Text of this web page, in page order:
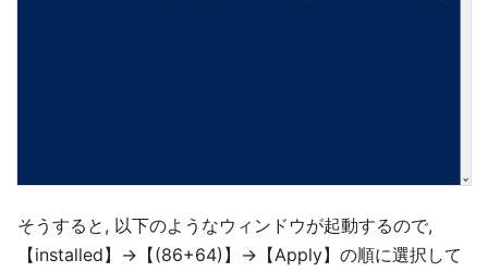
そうすると, 以下のようなウィンドウが起動するので,
【installed】→【(86+64)】→【Apply】の順に選択して